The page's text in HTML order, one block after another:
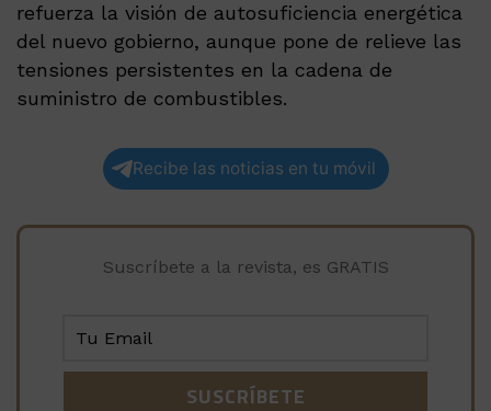
refuerza la visión de autosuficiencia energética
del nuevo gobierno, aunque pone de relieve las
tensiones persistentes en la cadena de
suministro de combustibles.
Recibe las noticias en tu móvil
Suscríbete a la revista, es GRATIS